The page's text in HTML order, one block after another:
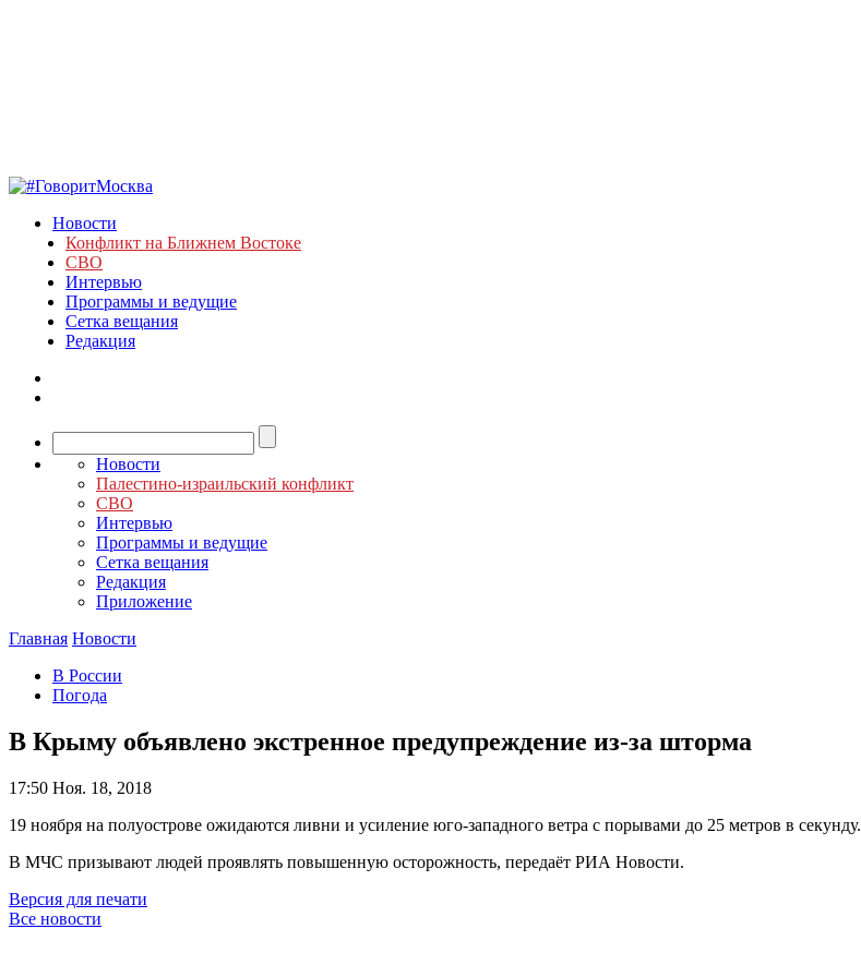
Новости
Конфликт на Ближнем Востоке
СВО
Интервью
Программы и ведущие
Сетка вещания
Редакция
Новости
Палестино-израильский конфликт
СВО
Интервью
Программы и ведущие
Сетка вещания
Редакция
Приложение
Главная Новости
В России
Погода
В Крыму объявлено экстренное предупреждение из-за шторма
17:50 Ноя. 18, 2018
19 ноября на полуострове ожидаются ливни и усиление юго-западного ветра с порывами до 25 метров в секунду.
В МЧС призывают людей проявлять повышенную осторожность, передаёт РИА Новости.
Версия для печати
Все новости